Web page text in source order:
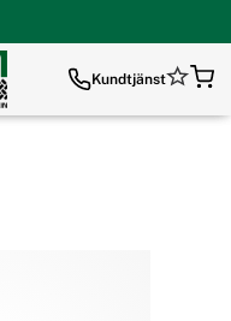
Kundtjänst